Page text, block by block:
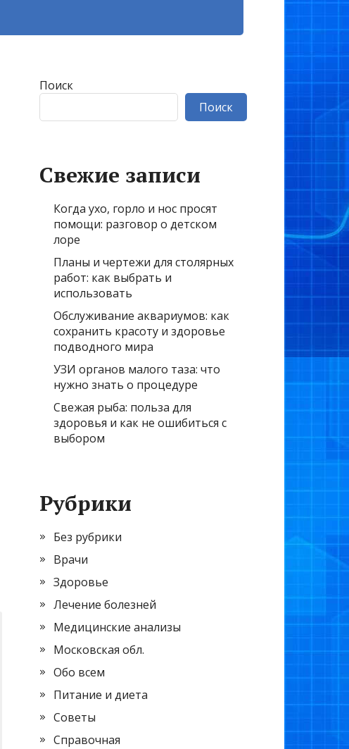
Поиск
Поиск
Свежие записи
Когда ухо, горло и нос просят
помощи: разговор о детском
лоре
Планы и чертежи для столярных
работ: как выбрать и
использовать
Обслуживание аквариумов: как
сохранить красоту и здоровье
подводного мира
УЗИ органов малого таза: что
нужно знать о процедуре
Свежая рыба: польза для
здоровья и как не ошибиться с
выбором
Рубрики
Без рубрики
Врачи
Здоровье
Лечение болезней
Медицинские анализы
Московская обл.
Обо всем
Питание и диета
Советы
Справочная